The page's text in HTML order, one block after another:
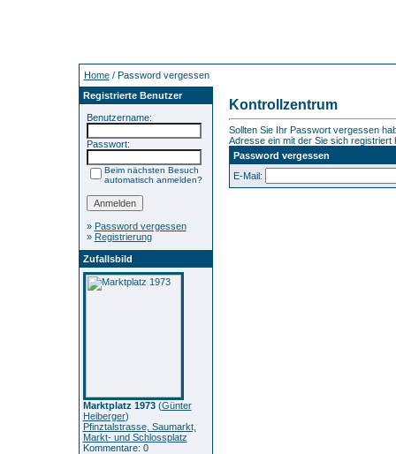
Home/ Password vergessen
Registrierte Benutzer
Benutzername:
Passwort:
Beim nächsten Besuch
automatisch anmelden?
» Password vergessen
» Registrierung
Zufallsbild
Marktplatz 1973(Günter
Heiberger)
Pfinztalstrasse, Saumarkt,
Markt- und Schlossplatz
Kommentare: 0
Kontrollzentrum
Sollten Sie Ihr Passwort vergessen
Adresse ein mit der Sie sich registriert
Password vergessen
E-Mail: